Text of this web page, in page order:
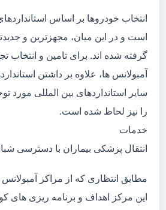
انتخاب خودروها بر اساس
است و در این میان، مجهزترین و
گرفته شده اند. برای تامین و انتخاب
آمبولانس ها، علاوه بر داشتن
سایر استانداردهای بین المللی مورد
را نیز لحاظ شده است.
خدمات
انتقال پزشکی بیماران با دسترسی
مطابق انتظاری که از مراکز
این مرکز اهداف و برنامه ریزی های